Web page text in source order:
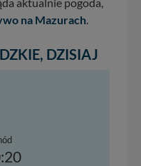
na Mazurach.
DZISIAJ